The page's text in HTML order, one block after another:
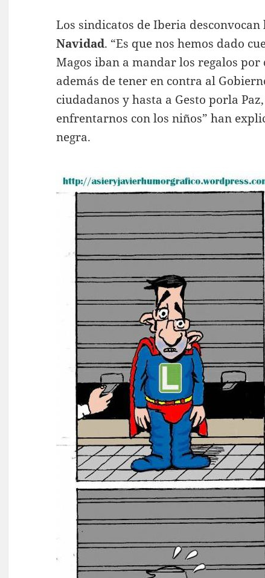
Los sindicatos de Iberia
Navidad. “Es que nos hemos dado
Magos iban a mandar los regalos por
además de tener en contra al
ciudadanos y hasta a Gesto porla
enfrentarnos con los niños” han
negra.